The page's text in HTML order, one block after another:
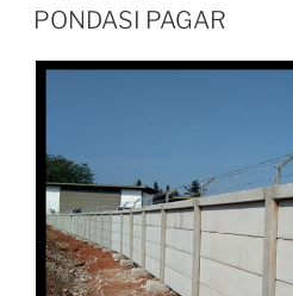
ON
PONDASI PAGAR